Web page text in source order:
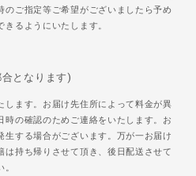
のご指定等ご希望がございましたら予め
きるようにいたします。
となります)
します。お届け先住所によって料金が異
時の確認のためご連絡をいたします。お
生する場合がございます。万が一お届け
は持ち帰りさせて頂き、後日配送させて
。